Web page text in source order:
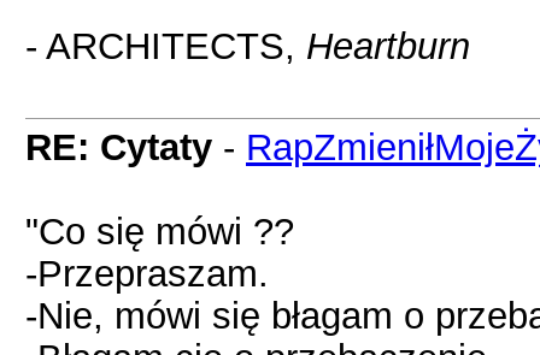
- ARCHITECTS, Heartburn
RE: Cytaty -
"Co się mówi ??
-Przepraszam.
-Nie, mówi się błagam o